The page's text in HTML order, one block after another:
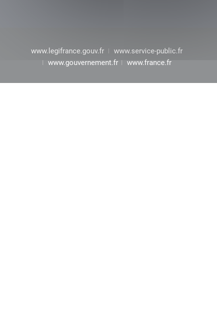
www.legifrance.gouv.fr
www.service-public.fr
www.gouvernement.fr
www.france.fr